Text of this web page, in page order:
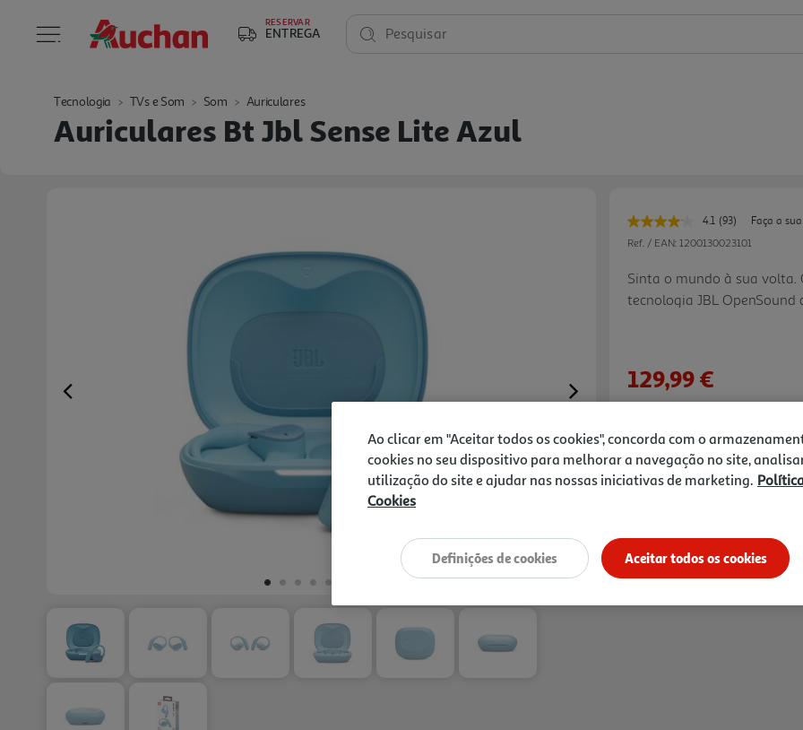
RESERVAR
ENTREGA Pesquisar
Tecnologia TVs e Som Som Auriculares
Auriculares Bt Jbl Sense Lite Azul
Previous Next
4.1 Leu
93
Link
para
a
(93)
Faça a
Ref. / EAN: 1200130023101
Sinta o mundo à sua volta.
tecnologia JBL
excelente e sempre em
aumentar o volume em
privacidade. Um pouco de
miudinha não será um
água e ao pó. As suas
dia ventoso, graças aos
para personalizar o som
controlos de toque em
chamadas.
129,99 €
Ao clicar em "Aceitar todos os cookies", concorda com o
cookies no seu dispositivo para melhorar a navegação no site,
utilização do site e ajudar nas nossas iniciativas de marketing.
Cookies
Aceitar todos os cookies
Definições de cookies